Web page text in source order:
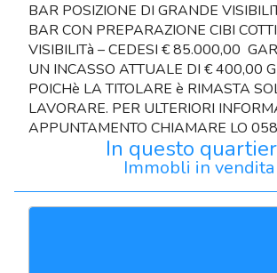
BAR POSIZIONE DI GRANDE
BAR CON PREPARAZIONE CIBI
VISIBILITà – CEDESI € 85.000,00
UN INCASSO ATTUALE DI € 400,00
POICHè LA TITOLARE è RIMASTA
LAVORARE. PER ULTERIORI
APPUNTAMENTO CHIAMARE LO
In questo
Immobli in vendita